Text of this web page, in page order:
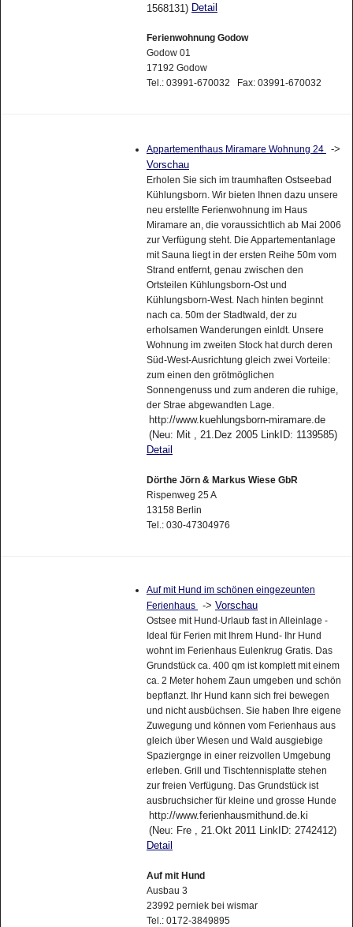
1568131) Detail
Ferienwohnung Godow
Godow 01
17192 Godow
Tel.: 03991-670032 Fax: 03991-670032
Appartementhaus Miramare Wohnung 24
->
Vorschau
Erholen Sie sich im traumhaften Ostseebad
Kühlungsborn. Wir bieten Ihnen dazu unsere
neu erstellte Ferienwohnung im Haus
Miramare an, die voraussichtlich ab Mai 2006
zur Verfügung steht. Die Appartementanlage
mit Sauna liegt in der ersten Reihe 50m vom
Strand entfernt, genau zwischen den
Ortsteilen Kühlungsborn-Ost und
Kühlungsborn-West. Nach hinten beginnt
nach ca. 50m der Stadtwald, der zu
erholsamen Wanderungen einldt. Unsere
Wohnung im zweiten Stock hat durch deren
Süd-West-Ausrichtung gleich zwei Vorteile:
zum einen den grötmöglichen
Sonnengenuss und zum anderen die ruhige,
der Strae abgewandten Lage.
http://www.kuehlungsborn-miramare.de
(Neu: Mit , 21.Dez 2005 LinkID: 1139585)
Detail
Dörthe Jörn & Markus Wiese GbR
Rispenweg 25 A
13158 Berlin
Tel.: 030-47304976
Auf mit Hund im schönen eingezeunten
Ferienhaus
-> Vorschau
Ostsee mit Hund-Urlaub fast in Alleinlage -
Ideal für Ferien mit Ihrem Hund- Ihr Hund
wohnt im Ferienhaus Eulenkrug Gratis. Das
Grundstück ca. 400 qm ist komplett mit einem
ca. 2 Meter hohem Zaun umgeben und schön
bepflanzt. Ihr Hund kann sich frei bewegen
und nicht ausbüchsen. Sie haben Ihre eigene
Zuwegung und können vom Ferienhaus aus
gleich über Wiesen und Wald ausgiebige
Spaziergnge in einer reizvollen Umgebung
erleben. Grill und Tischtennisplatte stehen
zur freien Verfügung. Das Grundstück ist
ausbruchsicher für kleine und grosse Hunde
http://www.ferienhausmithund.de.ki
(Neu: Fre , 21.Okt 2011 LinkID: 2742412)
Detail
Auf mit Hund
Ausbau 3
23992 perniek bei wismar
Tel.: 0172-3849895